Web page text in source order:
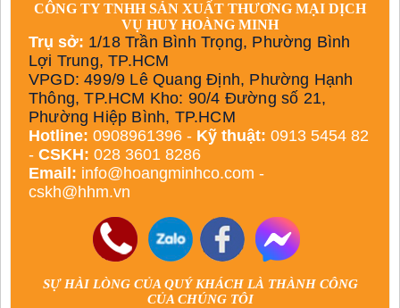
CÔNG TY TNHH SẢN XUẤT THƯƠNG MẠI DỊCH
VỤ HUY HOÀNG MINH
Trụ sở: 1/18 Trần Bình Trọng, Phường Bình
Lợi Trung, TP.HCM
VPGD: 499/9 Lê Quang Định, Phường Hạnh
Thông, TP.HCM Kho: 90/4 Đường số 21,
Phường Hiệp Bình, TP.HCM
Hotline: 0908961396 - Kỹ thuật: 0913 5454 82
- CSKH: 028 3601 8286
Email: info@hoangminhco.com -
cskh@hhm.vn
SỰ HÀI LÒNG CỦA QUÝ KHÁCH LÀ THÀNH CÔNG
CỦA CHÚNG TÔI